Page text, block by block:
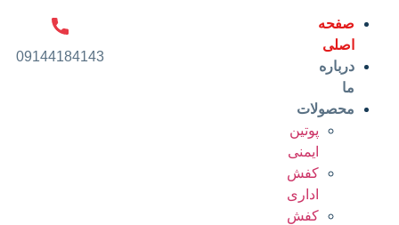
صفحه
اصلی
درباره
ما
محصولات
پوتین
ایمنی
کفش
اداری
کفش
09144184143